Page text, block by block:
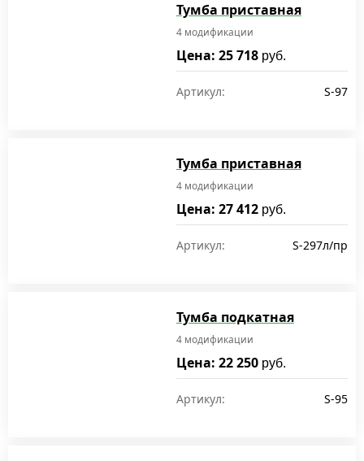
Тумба приставная
4 модификации
Цена: 25 718 руб.
Артикул: S-97
Тумба приставная
4 модификации
Цена: 27 412 руб.
Артикул: S-297л/пр
Тумба подкатная
4 модификации
Цена: 22 250 руб.
Артикул: S-95